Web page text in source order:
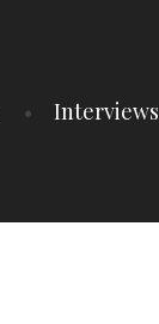
Interviews